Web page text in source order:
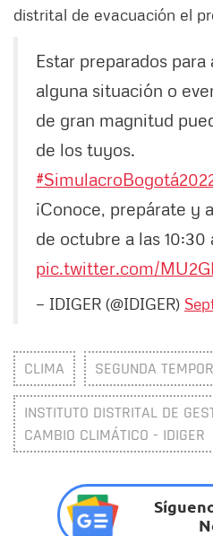
distrital de evacuación el
Estar preparados
alguna situación o
de gran magnitud
de los tuyos.
¡Conoce, prepárate y
de octubre a las 10:30
pic.twitter.com/
— IDIGER (@IDIGER)
CLIMA SEGUNDA
INSTITUTO DISTRITAL DE
CAMBIO CLIMÁTICO - IDIGER